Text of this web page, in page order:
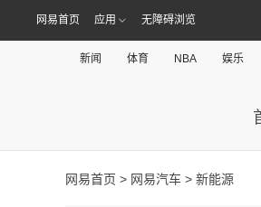
网易首页 应用 无障碍浏览
新闻 体育 NBA 娱乐
网易首页 > 网易汽车 > 新能源